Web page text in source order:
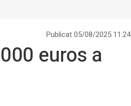
Publicat 05/08/2025 11:24
euros a